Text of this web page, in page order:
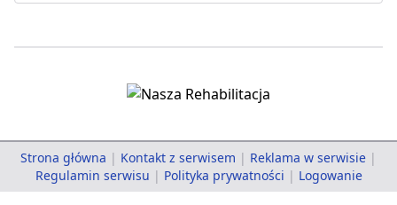
Strona główna | Kontakt z serwisem | Reklama w serwisie |
Regulamin serwisu | Polityka prywatności | Logowanie